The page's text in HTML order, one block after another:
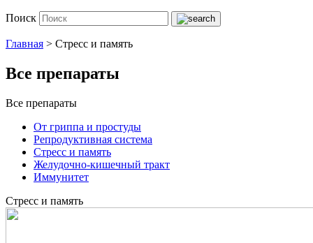
Поиск
Главная > Стресс и память
Все препараты
Все препараты
От гриппа и простуды
Репродуктивная система
Стресс и память
Желудочно-кишечный тракт
Иммунитет
Стресс и память